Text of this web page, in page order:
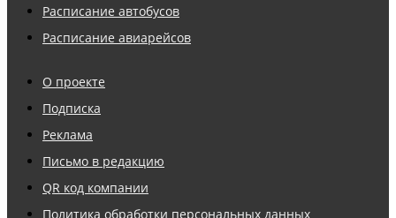
Расписание автобусов
Расписание авиарейсов
О проекте
Подписка
Реклама
Письмо в редакцию
QR код компании
Политика обработки персональных данных